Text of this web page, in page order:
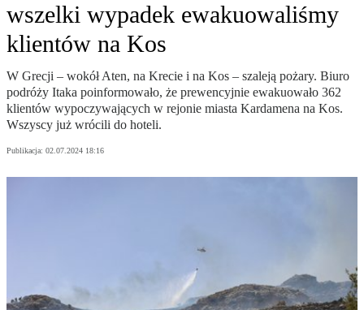
wszelki wypadek ewakuowaliśmy
klientów na Kos
W Grecji – wokół Aten, na Krecie i na Kos – szaleją pożary. Biuro
podróży Itaka poinformowało, że prewencyjnie ewakuowało 362
klientów wypoczywających w rejonie miasta Kardamena na Kos.
Wszyscy już wrócili do hoteli.
Publikacja: 02.07.2024 18:16